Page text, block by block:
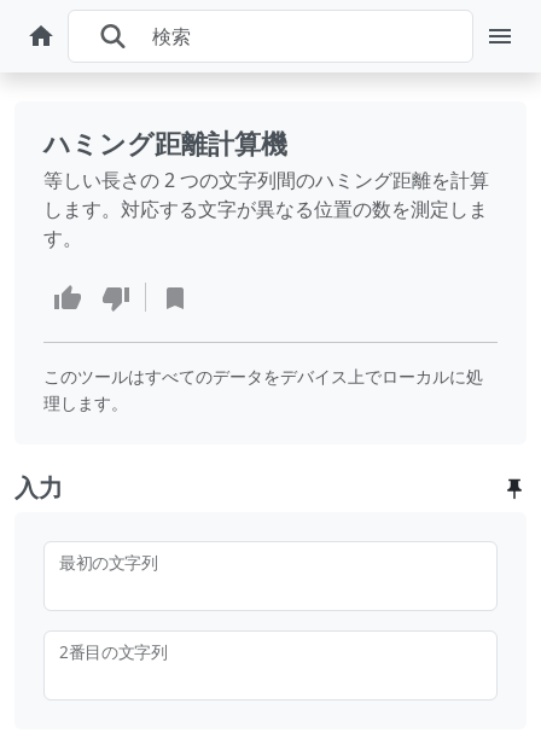
ハミング距離計算機
等しい長さの 2 つの文字列間のハミング距離を計算
します。対応する文字が異なる位置の数を測定しま
す。
このツールはすべてのデータをデバイス上でローカルに処
理します。
入力
最初の文字列
2番目の文字列